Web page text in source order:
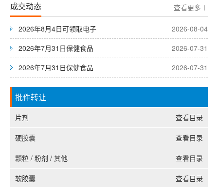
成交动态 查看更多＋
2026年8月4日可领取电子
2026-08-04
2026年7月31日保健食品
2026-07-31
2026年7月31日保健食品
2026-07-31
批件转让
片剂 查看目录
硬胶囊 查看目录
颗粒 / 粉剂 / 其他 查看目录
软胶囊 查看目录